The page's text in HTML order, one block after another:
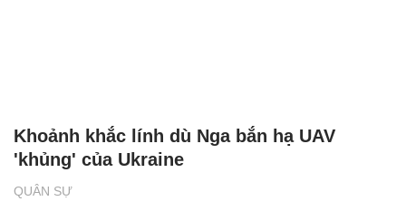
QUÂN SỰ
Khoảnh khắc lính dù Nga bắn hạ UAV
'khủng' của Ukraine